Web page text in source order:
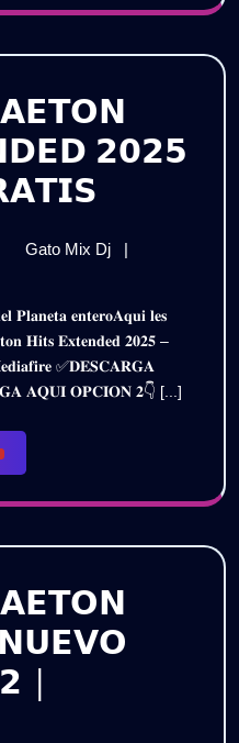
𝟮𝟬𝟮𝟱
𝗛𝗜𝗧𝗦
𝟮𝟬𝟮𝟱
–
𝗚𝗥𝗔𝗧𝗜𝗦
Gato Mix Dj
𝗣𝗔𝗖𝗞
𝗘𝗫𝗧𝗘𝗡𝗗𝗘𝗗
𝟮𝟬𝟮𝟱
–
𝗩𝗢𝗟.𝟰
|
𝐇𝐢𝐭𝐬 𝐄𝐱𝐭𝐞𝐧𝐝𝐞𝐝 𝟐𝟎𝟐𝟓 –
✅𝐃𝐄𝐒𝐂𝐀𝐑𝐆𝐀
𝐀𝐐𝐔𝐈 𝐎𝐏𝐂𝐈𝐎𝐍 𝟐👇 [...]
DESCARGAR
PACK
|